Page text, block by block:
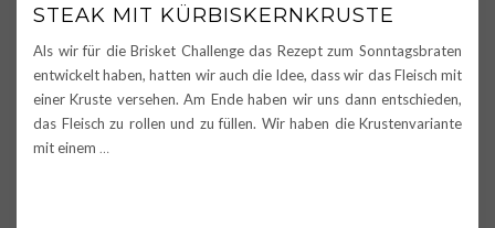
STEAK MIT KÜRBISKERNKRUSTE
Als wir für die Brisket Challenge das Rezept zum Sonntagsbraten
entwickelt haben, hatten wir auch die Idee, dass wir das Fleisch mit
einer Kruste versehen. Am Ende haben wir uns dann entschieden,
das Fleisch zu rollen und zu füllen. Wir haben die Krustenvariante
mit einem …